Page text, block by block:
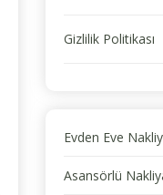
Gizlilik Politikası
Evden Eve
Asansörlü